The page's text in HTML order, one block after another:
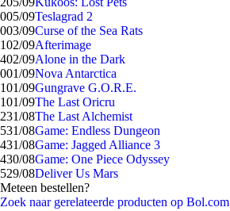
005/09Teslagrad 2
003/09Curse of the Sea Rats
102/09Afterimage
402/09Alone in the Dark
001/09Nova Antarctica
101/09Gungrave G.O.R.E.
101/09The Last Oricru
231/08The Last Alchemist
531/08Game: Endless Dungeon
431/08Game: Jagged Alliance 3
430/08Game: One Piece Odyssey
529/08Deliver Us Mars
Meteen bestellen?
Zoek naar gerelateerde producten op Bol.com